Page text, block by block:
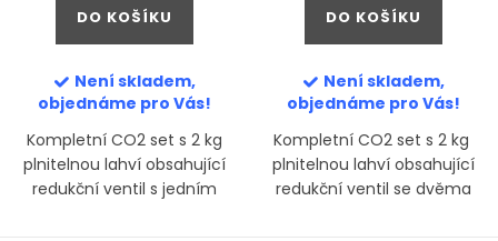
DO KOŠÍKU
Není skladem,
objednáme pro Vás!
Kompletní CO2 set s 2 kg
plnitelnou lahví obsahující
redukční ventil s jedním
DO KOŠÍKU
Není skladem,
objednáme pro Vás!
Kompletní CO2 set s 2 kg
plnitelnou lahví obsahující
redukční ventil se dvěma